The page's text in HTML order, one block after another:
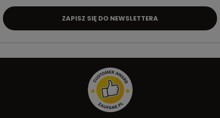
ZAPISZ SIĘ DO NEWSLETTERA